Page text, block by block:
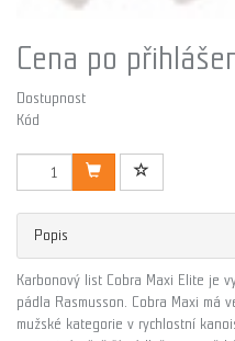
Cena po
Dostupnost
Kód
Popis
Karbonový list Cobra Maxi Elite je
pádla Rasmusson. Cobra Maxi má
mužské kategorie v rychlostní